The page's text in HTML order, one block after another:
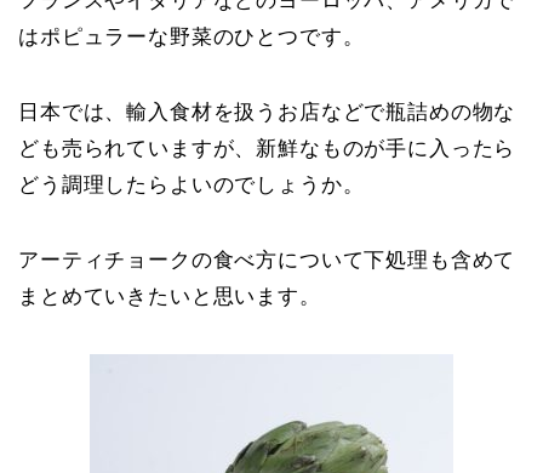
はポピュラーな野菜のひとつです。
日本では、輸入食材を扱うお店などで瓶詰めの物な
ども売られていますが、新鮮なものが手に入ったら
どう調理したらよいのでしょうか。
アーティチョークの食べ方について下処理も含めて
まとめていきたいと思います。